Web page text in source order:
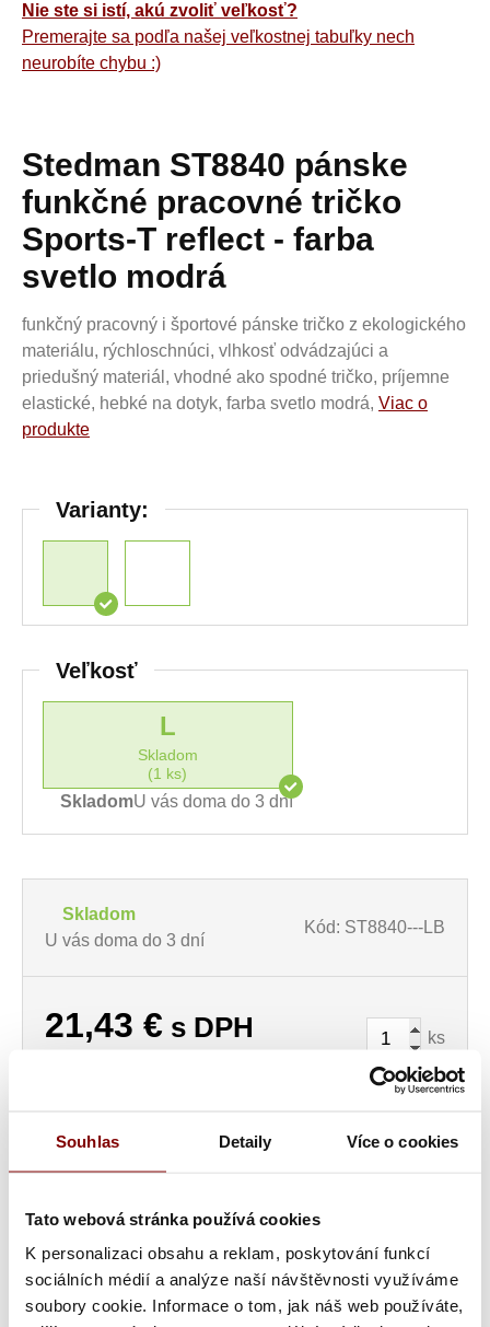
Souhlas Detaily Více o cookies
Tato webová stránka používá cookies
K personalizaci obsahu a reklam, poskytování funkcí
sociálních médií a analýze naší návštěvnosti využíváme
soubory cookie. Informace o tom, jak náš web používáte,
Stedman ST8840 pánske
funkčné pracovné tričko
Sports-T reflect - farba
svetlo modrá
funkčný pracovný i športové pánske tričko z ekologického
materiálu, rýchloschnúci, vlhkosť odvádzajúci a
priedušný materiál, vhodné ako spodné tričko, príjemne
elastické, hebké na dotyk, farba svetlo modrá, Viac o
produkte
Varianty:
Veľkosť
L
Skladom
(1 ks)
SkladomU vás doma do 3 dní
Skladom
U vás doma do 3 dní
Kód: ST8840---LB
21,43 € s DPH ks
Vložiť do košíka
Nie ste si istí, akú zvoliť veľkosť?
Premerajte sa podľa našej veľkostnej tabuľky nech
neurobíte chybu :)
Popis a parametre
Kategória